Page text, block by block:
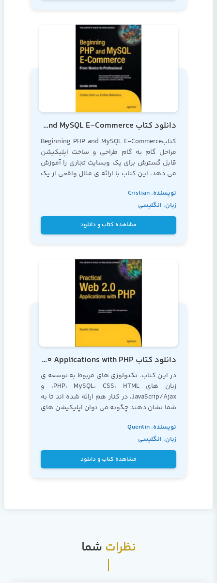
دانلود کتاب Beginning PHP and MySQL E-Commerce
کتابBeginning PHP and MySQL E-Commerce
مراحل گام به گام طراحی و ساخت اپلیکیشن
قابل گسترش برای یک وبسایت تجاری را آموزش
می دهد. این کتاب با ارائه ی مثال واقعی از یک
چگونه می توانید یک کاتالوگ محصولات را ایجاد
و کنترل نمایید
نویسنده: Cristian
Darie و Emilian
زبان: انگلیسی
مشاهده کتاب و دانلود
دانلود کتاب Practical Web 2.0 Applications with PHP
در این کتاب، تکنولوژی های مربوط به توسعه ی
زبان های PHP، MySQL، CSS، HTML، و
JavaScrip/Ajax، در کنار هم ارائه شده اند تا به
شما نشان دهند چگونه می توان اپلیکیشن های
نویسی گرفته تا اجرای نهایی کد، و بدون نیاز به
اصول غیر ضروری دیگر که عمدتا شما را به سمت
عقب سوق می دهند، ایجاد نمود.
نویسنده: Quentin
Zervaas
زبان: انگلیسی
مشاهده کتاب و دانلود
نظرات شما